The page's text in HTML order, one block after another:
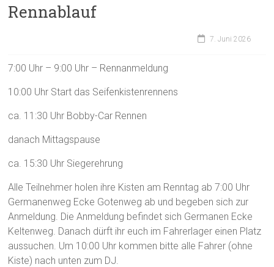
Rennablauf
7. Juni 2026
7:00 Uhr – 9:00 Uhr – Rennanmeldung
10:00 Uhr Start das Seifenkistenrennens
ca. 11:30 Uhr Bobby-Car Rennen
danach Mittagspause
ca. 15:30 Uhr Siegerehrung
Alle Teilnehmer holen ihre Kisten am Renntag ab 7:00 Uhr
Germanenweg Ecke Gotenweg ab und begeben sich zur
Anmeldung. Die Anmeldung befindet sich Germanen Ecke
Keltenweg. Danach dürft ihr euch im Fahrerlager einen Platz
aussuchen. Um 10:00 Uhr kommen bitte alle Fahrer (ohne
Kiste) nach unten zum DJ.